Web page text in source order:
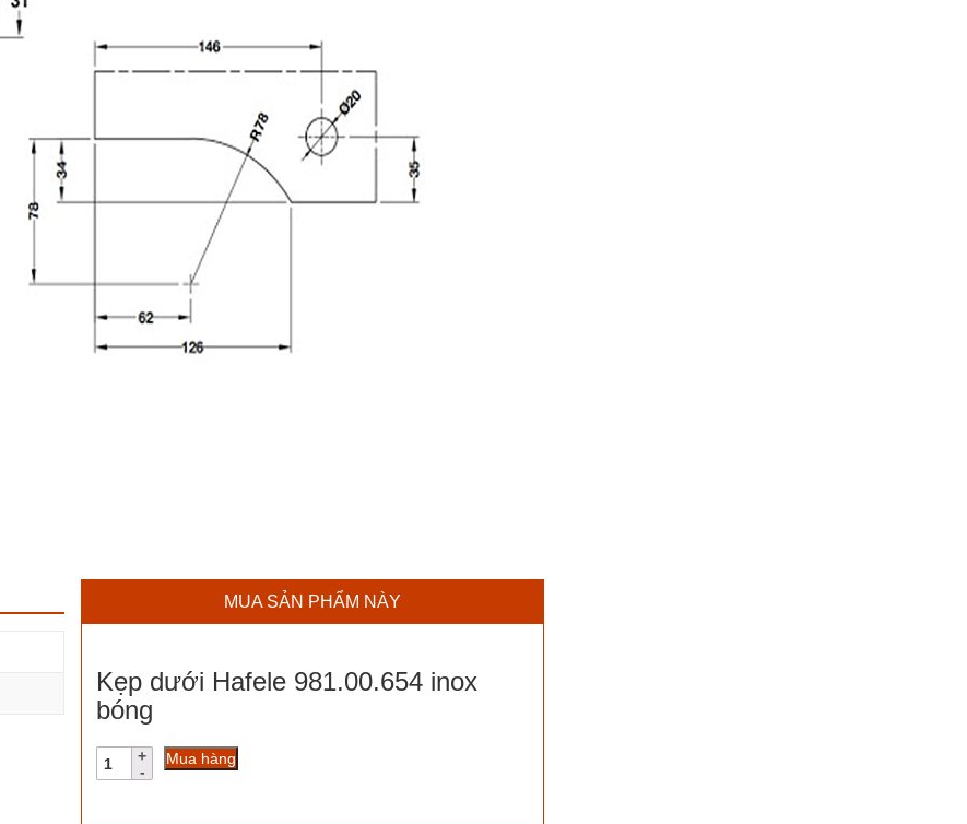
MUA SẢN PHẨM NÀY
Kẹp dưới Hafele 981.00.654 inox
bóng
Kẹp
dưới
Mua hàng